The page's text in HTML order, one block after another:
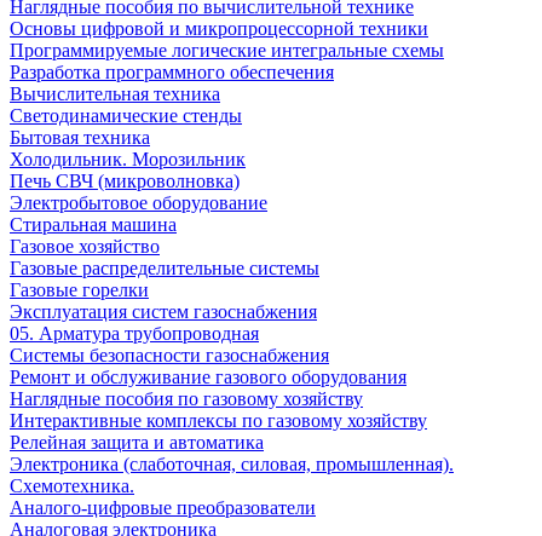
Наглядные пособия по вычислительной технике
Основы цифровой и микропроцессорной техники
Программируемые логические интегральные схемы
Разработка программного обеспечения
Вычислительная техника
Светодинамические стенды
Бытовая техника
Холодильник. Морозильник
Печь СВЧ (микроволновка)
Электробытовое оборудование
Стиральная машина
Газовое хозяйство
Газовые распределительные системы
Газовые горелки
Эксплуатация систем газоснабжения
05. Арматура трубопроводная
Системы безопасности газоснабжения
Ремонт и обслуживание газового оборудования
Наглядные пособия по газовому хозяйству
Интерактивные комплексы по газовому хозяйству
Релейная защита и автоматика
Электроника (слаботочная, силовая, промышленная).
Схемотехника.
Аналого-цифровые преобразователи
Аналоговая электроника